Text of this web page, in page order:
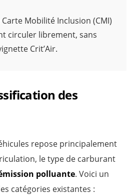
Mobilité Inclusion (CMI)
circuler librement, sans
Crit’Air.
des
repose principalement
le type de carburant
polluante. Voici un
catégories existantes :